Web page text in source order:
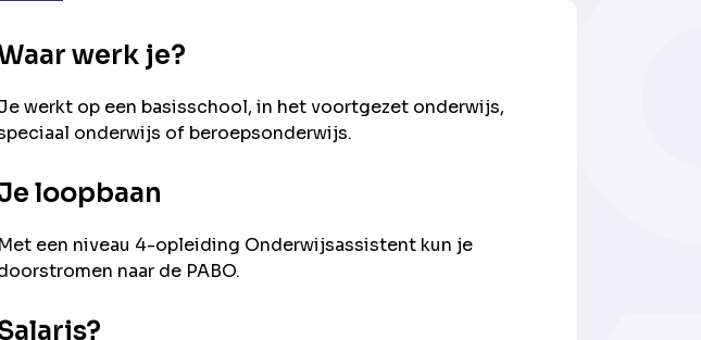
werk je?
werkt op een basisschool, in het voortgezet onderwijs,
onderwijs of beroepsonderwijs.
loopbaan
Met een niveau 4-opleiding Onderwijsassistent kun je
naar de PABO.